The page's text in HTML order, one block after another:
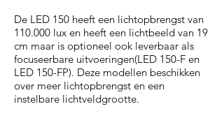
De LED 150 heeft een lichtopbrengst van
110.000 lux en heeft een lichtbeeld van 19
cm maar is optioneel ook leverbaar als
focuseerbare uitvoeringen(LED 150-F en
LED 150-FP). Deze modellen beschikken
over meer lichtopbrengst en een
instelbare lichtveldgrootte.